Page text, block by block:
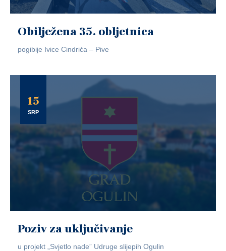
Obilježena 35. obljetnica
pogibije Ivice Cindrića – Pive
15
SRP
Poziv za uključivanje
u projekt „Svjetlo nade” Udruge slijepih Ogulin